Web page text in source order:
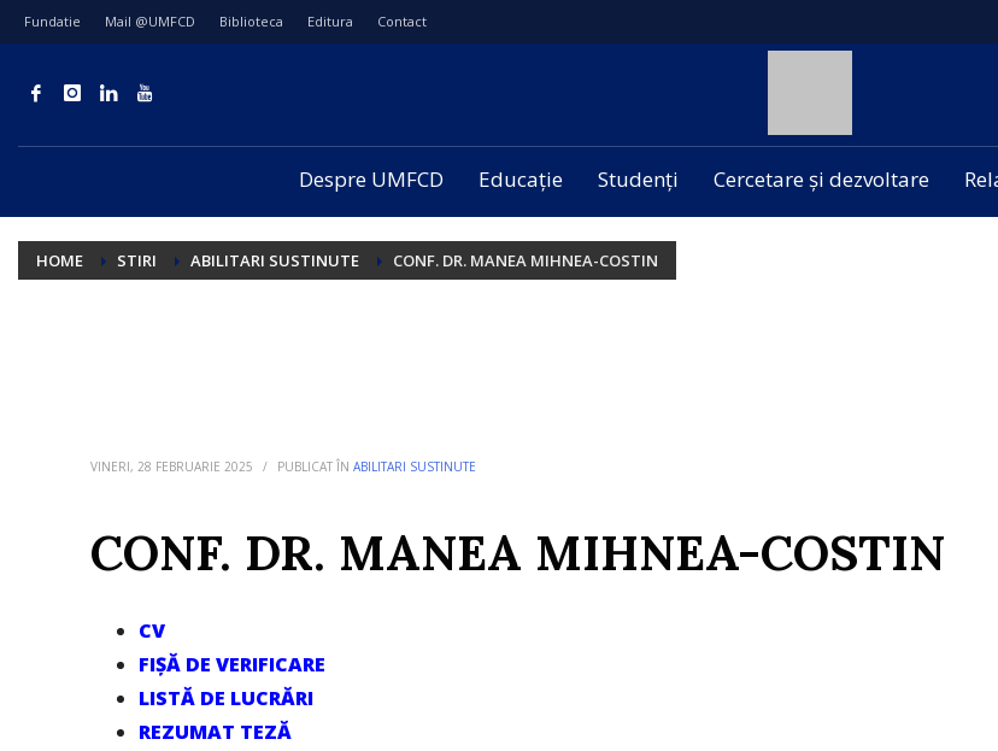
Fundatie Mail @UMFCD Biblioteca Editura Contact
Despre UMFCD Educație Studenți Cercetare și dezvoltare
HOME STIRI ABILITARI SUSTINUTE CONF. DR. MANEA MIHNEA-COSTIN
VINERI, 28 FEBRUARIE 2025 / PUBLICAT ÎN ABILITARI SUSTINUTE
CONF. DR. MANEA MIHNEA-COSTIN
CV
FIȘĂ DE VERIFICARE
LISTĂ DE LUCRĂRI
REZUMAT TEZĂ